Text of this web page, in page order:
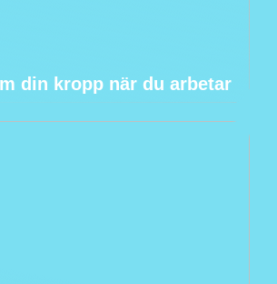
din kropp när du arbetar